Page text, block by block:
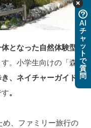
となった自然体験型
。小学生向けの「森
、ネイチャーガイド
す。
め、ファミリー旅行の
AI
チ
ャ
ッ
ト
で
質
問